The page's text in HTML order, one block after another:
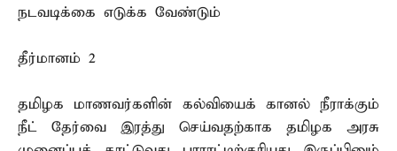
நடவடிக்கை எடுக்க வேண்டும்
தீர்மானம் 2
தமிழக மாணவர்களின் கல்வியைக் கானல் நீராக்கும்
நீட் தேர்வை இரத்து செய்வதற்காக தமிழக அரசு